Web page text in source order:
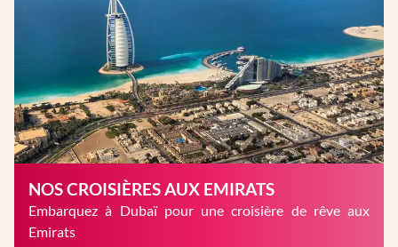
NOS CROISIÈRES AUX EMIRATS
Embarquez à Dubaï pour une croisière de rêve aux
Emirats